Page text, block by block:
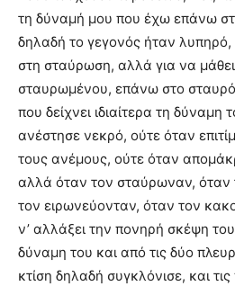
τη δύναμή μου που έχω επάνω
δηλαδή το γεγονός ήταν λυπηρό,
στη σταύρωση, αλλά για να
σταυρωμένου, επάνω στο
που δείχνει ιδιαίτερα τη δύναμη
ανέστησε νεκρό, ούτε όταν
τους ανέμους, ούτε όταν
αλλά όταν τον σταύρωναν,
τον ειρωνεύονταν, όταν τον
ν’ αλλάξει την πονηρή σκέψη
δύναμη του και από τις δύο
κτίση δηλαδή συγκλόνισε, και